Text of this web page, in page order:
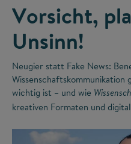
Vorsicht,
Unsinn!
Neugier statt Fake News:
wichtig ist – und wie
kreativen Formaten und